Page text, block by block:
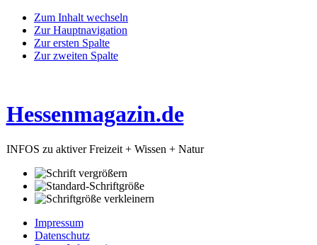
Zum Inhalt wechseln
Zur Hauptnavigation
Zur ersten Spalte
Zur zweiten Spalte
Hessenmagazin.de
INFOS zu aktiver Freizeit + Wissen + Natur
Impressum
Datenschutz